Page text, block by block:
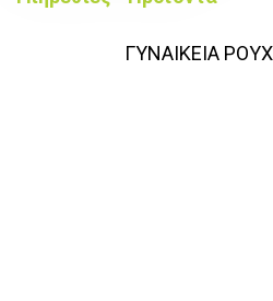
ΓΥΝΑΙΚΕΙΑ